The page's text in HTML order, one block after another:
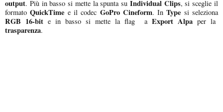
output. Più in basso si mette la spunta su Individual Clips, si sceglie il
formato QuickTime e il codec GoPro Cineform. InType si seleziona
RGB 16-bit e in basso si mette la flag a Export Alpa per la
trasparenza.